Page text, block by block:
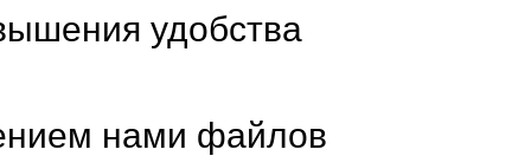
удобства
нами файлов